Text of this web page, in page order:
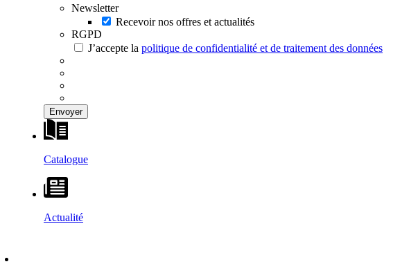
Newsletter
Recevoir nos offres et actualités
RGPD
J’accepte la politique de confidentialité et de traitement des données
Catalogue
Actualité